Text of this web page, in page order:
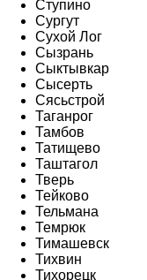
Ступино
Сургут
Сухой Лог
Сызрань
Сыктывкар
Сысерть
Сясьстрой
Таганрог
Тамбов
Татищево
Таштагол
Тверь
Тейково
Тельмана
Темрюк
Тимашевск
Тихвин
Тихорецк